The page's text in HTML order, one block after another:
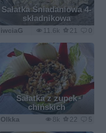
Sałatka Śniadaniowa 4-
składnikowa
11.6k 21 0
iwciaG
Sałatka z zupek
chińskich
8k 22 5
Olkka